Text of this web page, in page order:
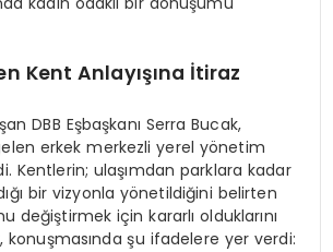
Kent Anlayışına İtiraz
DBB Eşbaşkanı Serra Bucak,
erkek merkezli yerel yönetim
Kentlerin; ulaşımdan parklara kadar
bir vizyonla yönetildiğini belirten
değiştirmek için kararlı olduklarını
şu ifadelere yer verdi: